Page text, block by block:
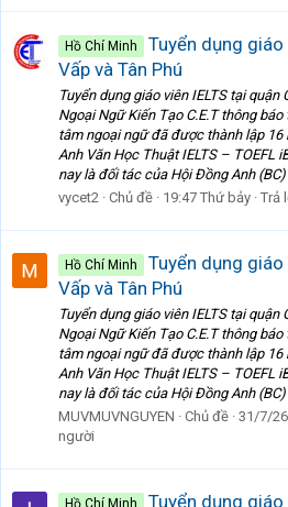
Hồ Chí Minh
Tuyển dụng giáo
Vấp và Tân Phú
Tuyển dụng giáo viên IELTS tại quận
Ngoại Ngữ Kiến Tạo C.E.T thông
tâm ngoại ngữ đã được thành lập
Anh Văn Học Thuật IELTS – TOEFL
nay là đối tác của Hội Đồng Anh (BC)
vycet2 Chủ đề 19:47 Thứ bảy Trả
Hồ Chí Minh
Tuyển dụng giáo
Vấp và Tân Phú
Tuyển dụng giáo viên IELTS tại quận
Ngoại Ngữ Kiến Tạo C.E.T thông
tâm ngoại ngữ đã được thành lập
Anh Văn Học Thuật IELTS – TOEFL
nay là đối tác của Hội Đồng Anh (BC)
MUVMUVNGUYEN
Chủ đề 31/7/26
người
Hồ Chí Minh
Tuyển dụng giáo